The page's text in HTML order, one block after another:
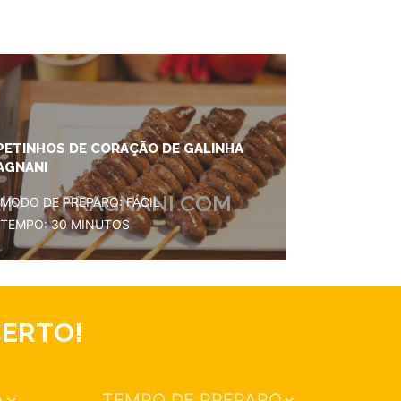
FRAGNANI COM
DE CORAÇÃO DE GALINHA
DE PREPARO: FÁCIL
TEMPO: 30 MINUTOS